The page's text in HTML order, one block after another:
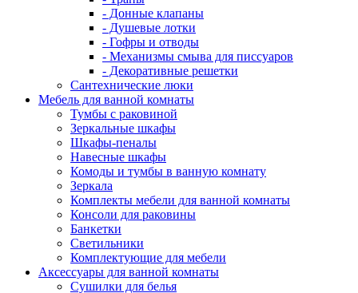
- Донные клапаны
- Душевые лотки
- Гофры и отводы
- Механизмы смыва для писсуаров
- Декоративные решетки
Сантехнические люки
Мебель для ванной комнаты
Тумбы с раковиной
Зеркальные шкафы
Шкафы-пеналы
Навесные шкафы
Комоды и тумбы в ванную комнату
Зеркала
Комплекты мебели для ванной комнаты
Консоли для раковины
Банкетки
Светильники
Комплектующие для мебели
Аксессуары для ванной комнаты
Сушилки для белья